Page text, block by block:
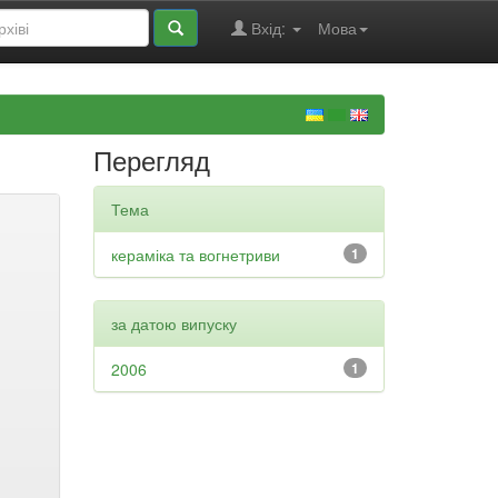
Мова
Вхід:
Перегляд
Тема
1
кераміка та вогнетриви
за датою випуску
1
2006